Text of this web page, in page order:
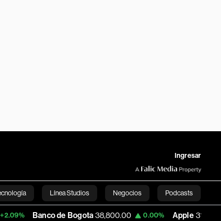
Ingresar
Línea Studios Negocios Podcasts
English
de Bogota 38,800.00 0.00% Apple 310.69 +0.47%